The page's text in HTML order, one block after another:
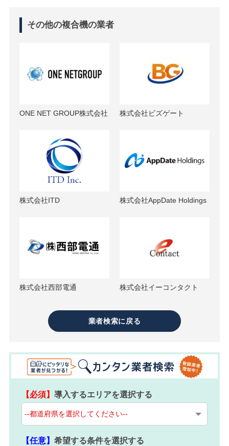
その他の複合機の業者
ONE NET GROUP株式会社 株式会社ビズゲート
株式会社ITD 株式会社AppDate Holdings
株式会社西部電通 株式会社イーコンタクト
業者検索に戻る
【必須】導入するエリアを選択する
【任意】希望する条件を選択する